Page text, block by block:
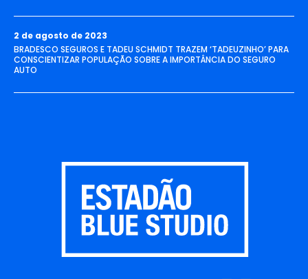
2 de agosto de 2023
BRADESCO SEGUROS E TADEU SCHMIDT TRAZEM ‘TADEUZINHO’ PARA
CONSCIENTIZAR POPULAÇÃO SOBRE A IMPORTÂNCIA DO SEGURO
AUTO